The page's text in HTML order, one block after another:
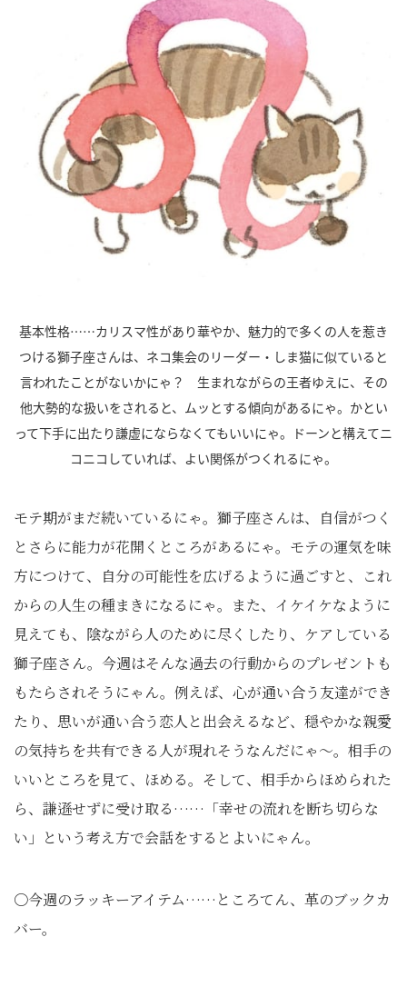
基本性格……カリスマ性があり華やか、魅力的で多くの人を惹き
つける獅子座さんは、ネコ集会のリーダー・しま猫に似ていると
言われたことがないかにゃ？ 生まれながらの王者ゆえに、その
他大勢的な扱いをされると、ムッとする傾向があるにゃ。かとい
って下手に出たり謙虚にならなくてもいいにゃ。ドーンと構えてニ
コニコしていれば、よい関係がつくれるにゃ。
モテ期がまだ続いているにゃ。獅子座さんは、自信がつく
とさらに能力が花開くところがあるにゃ。モテの運気を味
方につけて、自分の可能性を広げるように過ごすと、これ
からの人生の種まきになるにゃ。また、イケイケなように
見えても、陰ながら人のために尽くしたり、ケアしている
獅子座さん。今週はそんな過去の行動からのプレゼントも
もたらされそうにゃん。例えば、心が通い合う友達ができ
たり、思いが通い合う恋人と出会えるなど、穏やかな親愛
の気持ちを共有できる人が現れそうなんだにゃ～。相手の
いいところを見て、ほめる。そして、相手からほめられた
ら、謙遜せずに受け取る……「幸せの流れを断ち切らな
い」という考え方で会話をするとよいにゃん。
〇今週のラッキーアイテム……ところてん、革のブックカ
バー。